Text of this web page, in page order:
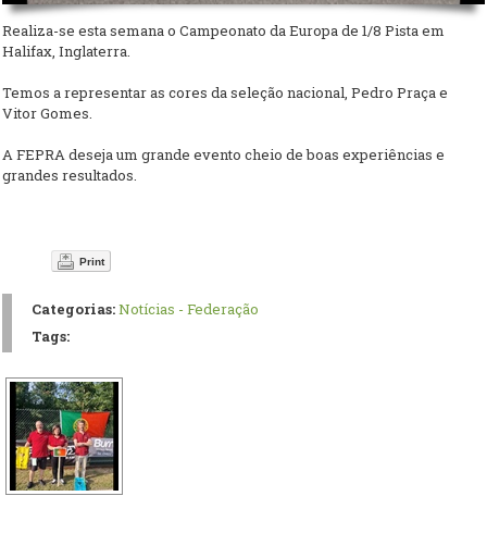
Realiza-se esta semana o Campeonato da Europa de 1/8 Pista em
Halifax, Inglaterra.
Temos a representar as cores da seleção nacional, Pedro Praça e
Vitor Gomes.
A FEPRA deseja um grande evento cheio de boas experiências e
grandes resultados.
Print
Categorias:Notícias - Federação
Tags: